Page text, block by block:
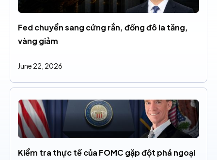
Fed chuyển sang cứng rắn, đồng đô la tăng,
vàng giảm
June 22, 2026
Kiểm tra thực tế của FOMC gặp đột phá ngoại